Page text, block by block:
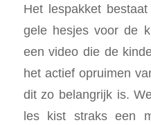
Het lespakket
gele hesjes voor de
een video die de
het actief opruimen
dit zo belangrijk is.
les kist straks een